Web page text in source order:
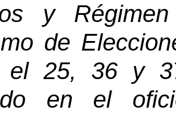
y
de
el 25, 36 y
en el